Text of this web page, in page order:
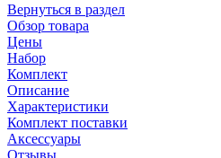
Вернуться в раздел
Обзор товара
Цены
Набор
Комплект
Описание
Характеристики
Комплект поставки
Аксессуары
Отзывы